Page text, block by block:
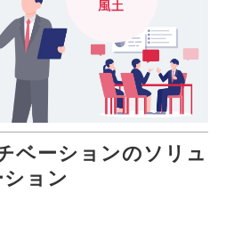
ベーションのソリュ
ション